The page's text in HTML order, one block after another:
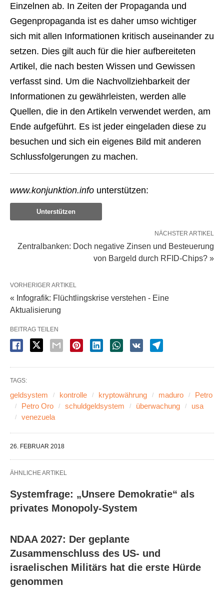
Einzelnen ab. In Zeiten der Propaganda und
Gegenpropaganda ist es daher umso wichtiger
sich mit allen Informationen kritisch auseinander zu
setzen. Dies gilt auch für die hier aufbereiteten
Artikel, die nach besten Wissen und Gewissen
verfasst sind. Um die Nachvollziehbarkeit der
Informationen zu gewährleisten, werden alle
Quellen, die in den Artikeln verwendet werden, am
Ende aufgeführt. Es ist jeder eingeladen diese zu
besuchen und sich ein eigenes Bild mit anderen
Schlussfolgerungen zu machen.
www.konjunktion.info unterstützen:
Unterstützen
NÄCHSTER ARTIKEL
Zentralbanken: Doch negative Zinsen und Besteuerung
von Bargeld durch RFID-Chips? »
VORHERIGER ARTIKEL
« Infografik: Flüchtlingskrise verstehen - Eine
Aktualisierung
BEITRAG TEILEN
TAGS:
geldsystem kontrolle kryptowährung maduro
Petro
Petro Oro
schuldgeldsystem überwachung
usa
venezuela
26. FEBRUAR 2018
ÄHNLICHE ARTIKEL
Systemfrage: „Unsere Demokratie“ als
privates Monopoly-System
NDAA 2027: Der geplante
Zusammenschluss des US- und
israelischen Militärs hat die erste Hürde
genommen